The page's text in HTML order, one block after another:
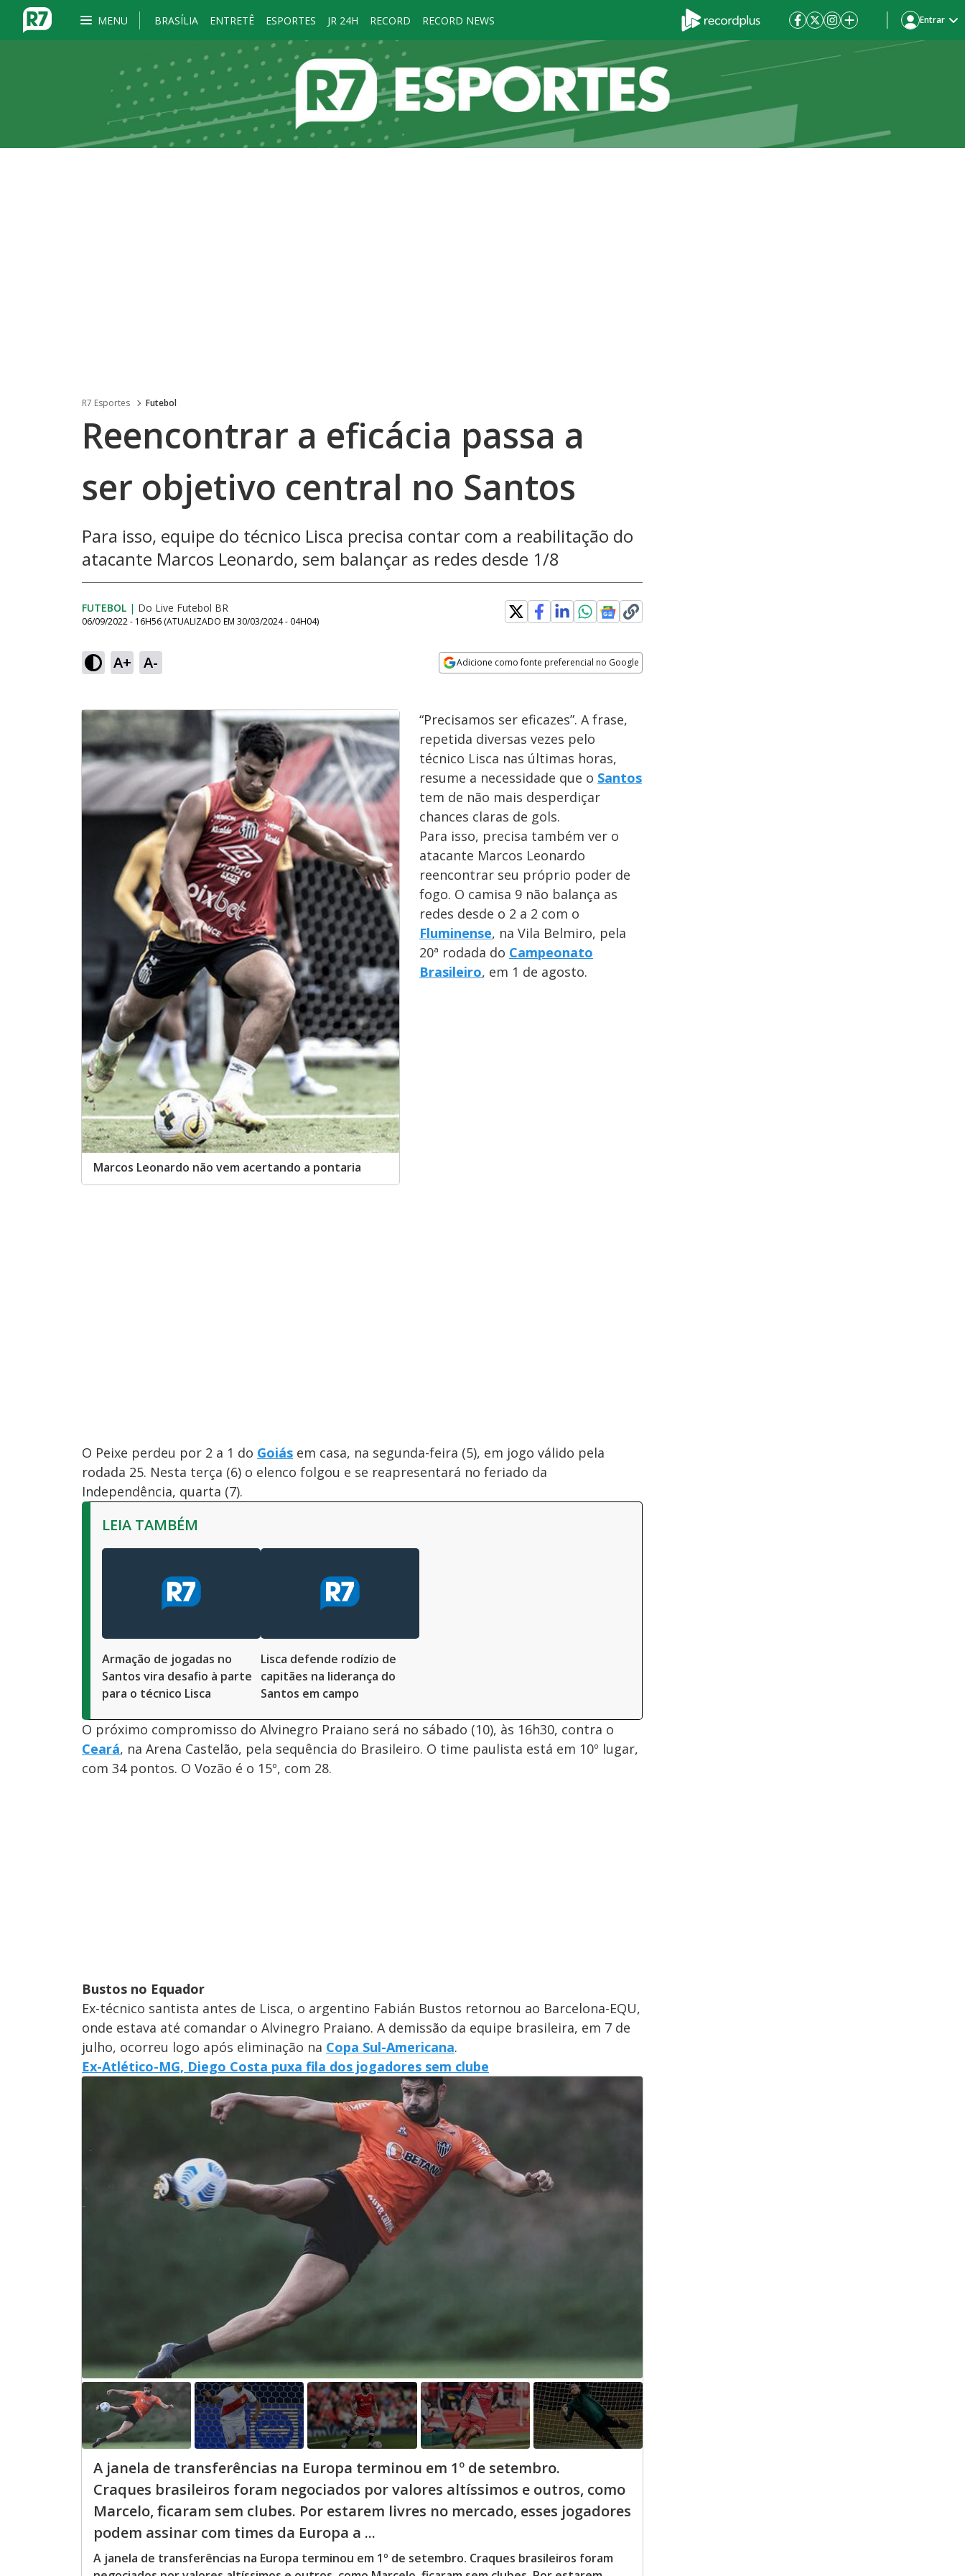
MENU BRASÍLIA ENTRETÊ ESPORTES JR 24H RECORD RECORD NEWS Entrar
R7 Esportes Futebol
Reencontrar a eficácia passa a
ser objetivo central no Santos
Para isso, equipe do técnico Lisca precisa contar com a reabilitação do
atacante Marcos Leonardo, sem balançar as redes desde 1/8
FUTEBOL | Do Live Futebol BR
06/09/2022 - 16H56 (ATUALIZADO EM 30/03/2024 - 04H04)
A+ A- Adicione como fonte preferencial no Google
Marcos Leonardo não vem acertando a pontaria
“Precisamos ser eficazes”. A frase,
repetida diversas vezes pelo
técnico Lisca nas últimas horas,
resume a necessidade que o Santos
tem de não mais desperdiçar
chances claras de gols.
Para isso, precisa também ver o
atacante Marcos Leonardo
reencontrar seu próprio poder de
fogo. O camisa 9 não balança as
redes desde o 2 a 2 com o
Fluminense, na Vila Belmiro, pela
20ª rodada do Campeonato
Brasileiro, em 1 de agosto.
O Peixe perdeu por 2 a 1 do Goiás em casa, na segunda-feira (5), em jogo válido pela
rodada 25. Nesta terça (6) o elenco folgou e se reapresentará no feriado da
Independência, quarta (7).
LEIA TAMBÉM
Armação de jogadas no
Santos vira desafio à parte
para o técnico Lisca
Lisca defende rodízio de
capitães na liderança do
Santos em campo
O próximo compromisso do Alvinegro Praiano será no sábado (10), às 16h30, contra o
Ceará, na Arena Castelão, pela sequência do Brasileiro. O time paulista está em 10º lugar,
com 34 pontos. O Vozão é o 15º, com 28.
Bustos no Equador
Ex-técnico santista antes de Lisca, o argentino Fabián Bustos retornou ao Barcelona-EQU,
onde estava até comandar o Alvinegro Praiano. A demissão da equipe brasileira, em 7 de
julho, ocorreu logo após eliminação na Copa Sul-Americana.
Ex-Atlético-MG, Diego Costa puxa fila dos jogadores sem clube
A janela de transferências na Europa terminou em 1º de setembro.
Craques brasileiros foram negociados por valores altíssimos e outros, como
Marcelo, ficaram sem clubes. Por estarem livres no mercado, esses jogadores
podem assinar com times da Europa a ...
A janela de transferências na Europa terminou em 1º de setembro. Craques brasileiros foram